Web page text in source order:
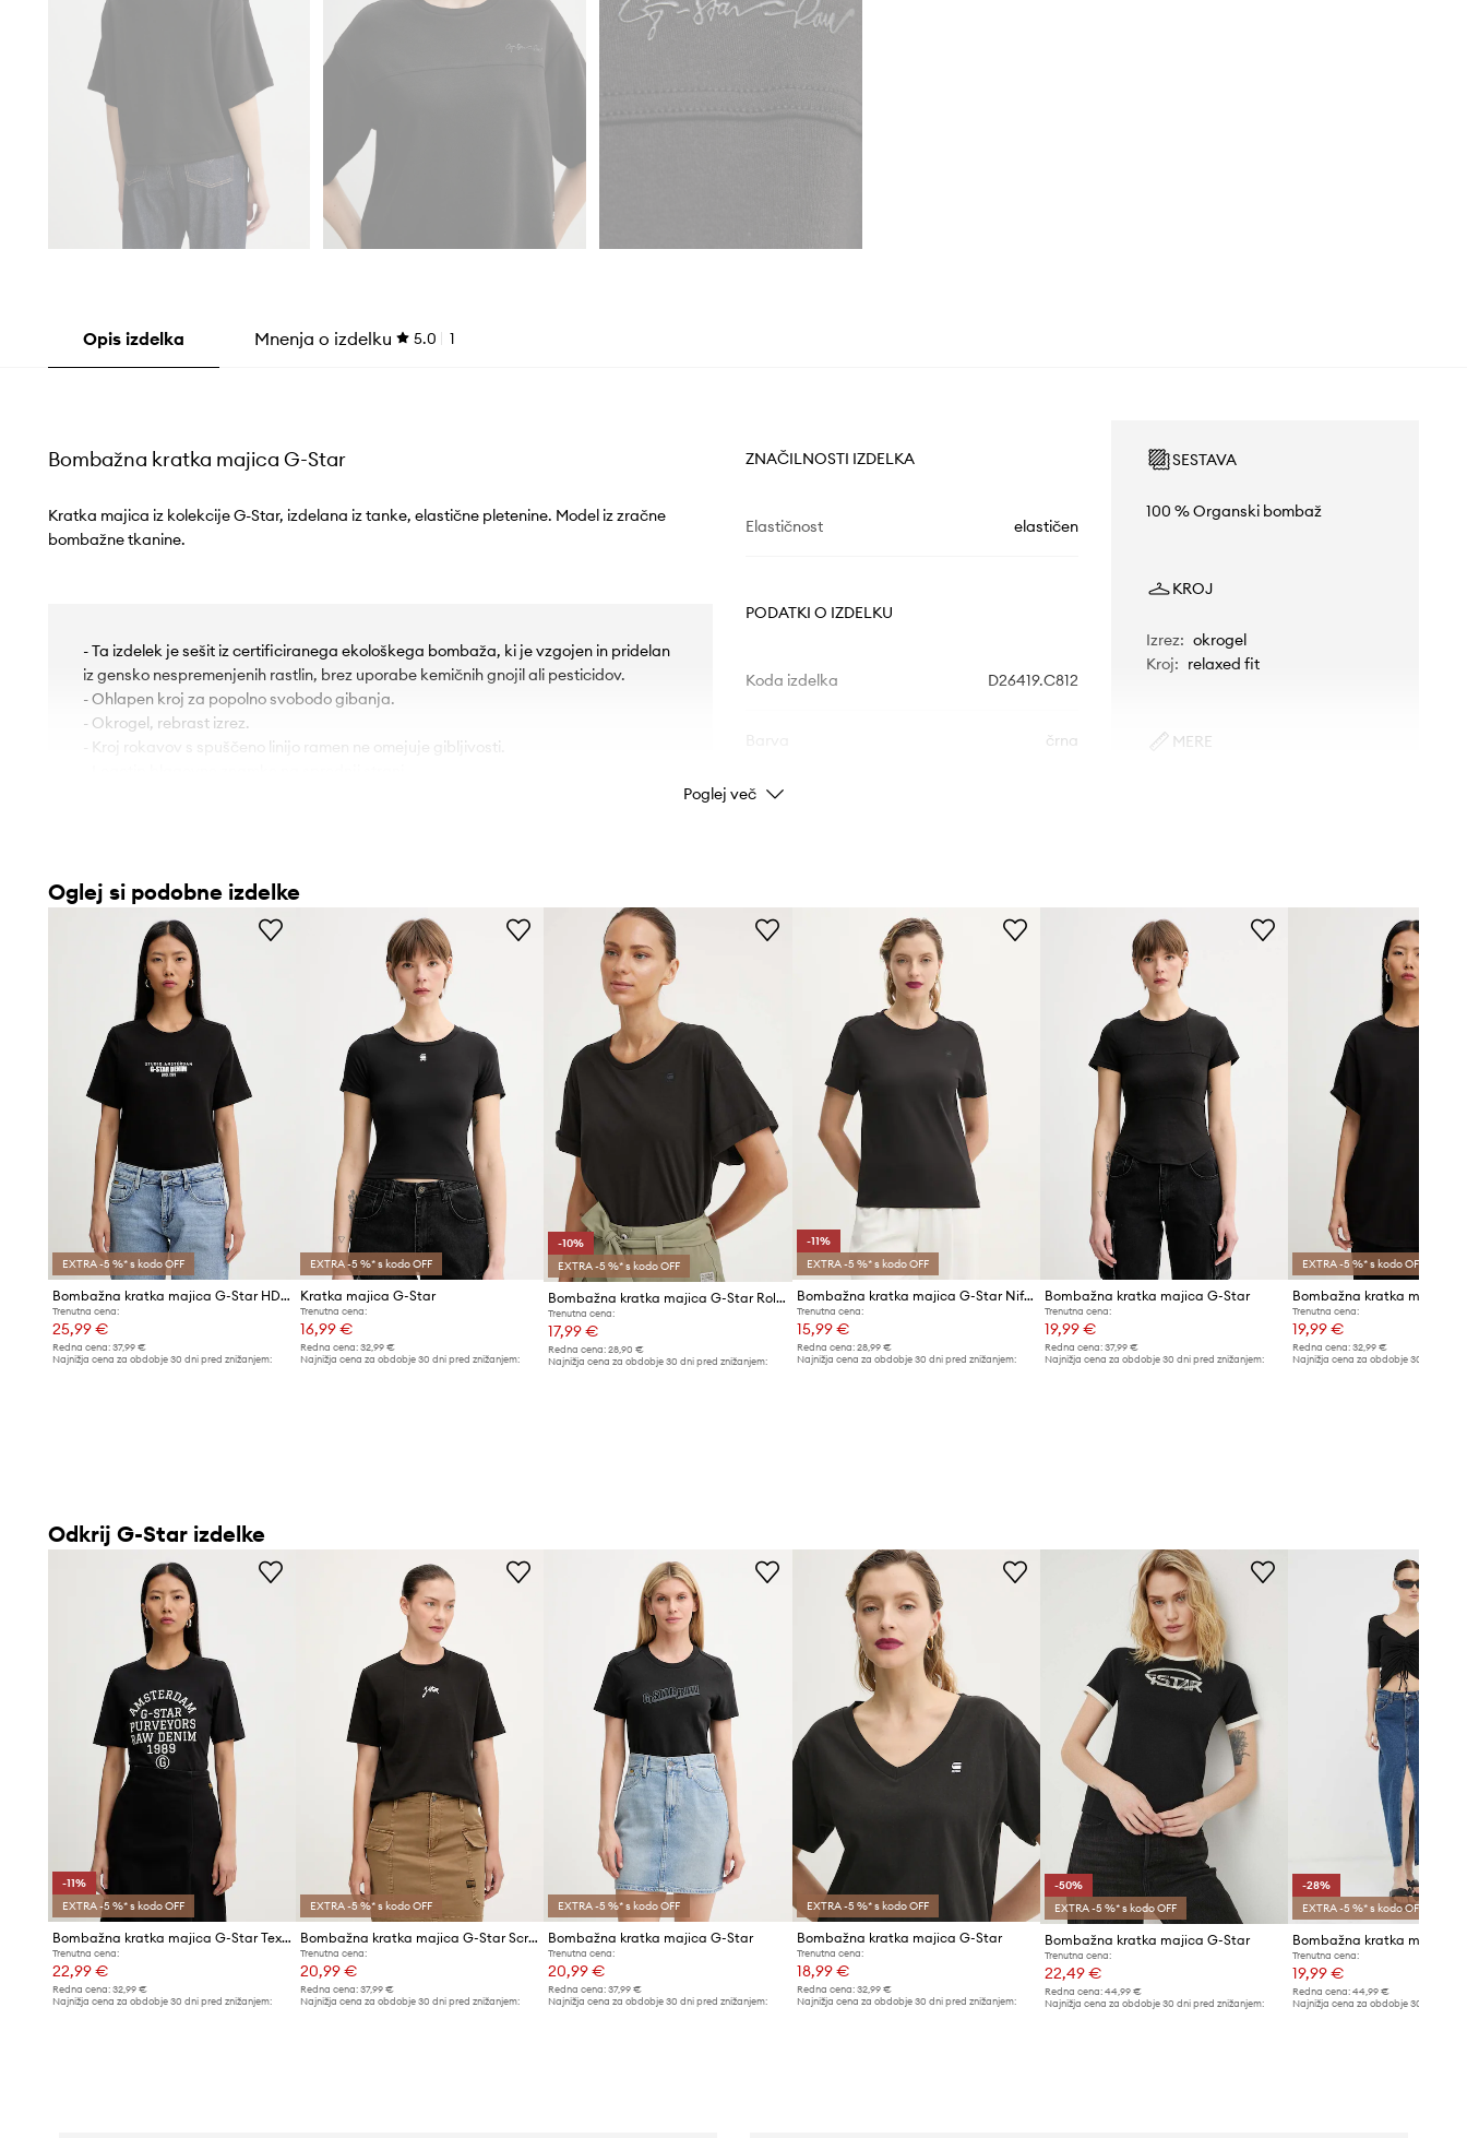
Opis izdelka Mnenja o izdelku 5.0 1
Bombažna kratka majica G-Star
Kratka majica iz kolekcije G-Star, izdelana iz tanke, elastične pletenine. Model iz zračne
bombažne tkanine.
- Ta izdelek je sešit iz certificiranega ekološkega bombaža, ki je vzgojen in pridelan
iz gensko nespremenjenih rastlin, brez uporabe kemičnih gnojil ali pesticidov.
- Ohlapen kroj za popolno svobodo gibanja.
- Okrogel, rebrast izrez.
- Kroj rokavov s spuščeno linijo ramen ne omejuje gibljivosti.
ZNAČILNOSTI IZDELKA
Elastičnost elastičen
PODATKI O IZDELKU
Koda izdelka D26419.C812
črna
Znamka
ID izdelka
SESTAVA
100 % Organski bombaž
KROJ
Izrez: okrogel
Kroj: relaxed fit
MERE
Tabela velikosti
Poglej več
Oglej si podobne izdelke
EXTRA -5 %* s kodo OFF
Bombažna kratka majica G-Star HD gr
Trenutna cena:
25,99 €
Redna cena: 37,99 €
Najnižja cena za obdobje 30 dni pred znižanjem:
EXTRA -5 %* s kodo OFF
Kratka majica G-Star
Trenutna cena:
16,99 €
Redna cena:32,99 €
Najnižja cena za obdobje 30 dni pred znižanjem:
-10%
EXTRA -5 %* s kodo OFF
Bombažna kratka majica G-Star Rolled up sl BF
Trenutna cena:
17,99 €
Redna cena: 28,90 €
Najnižja cena za obdobje 30 dni pred znižanjem:
-11%
EXTRA -5 %* s kodo OFF
Bombažna kratka majica G-Star Nifous
Trenutna cena:
15,99 €
Redna cena: 28,99 €
Najnižja cena za obdobje 30 dni pred znižanjem:
Bombažna kratka majica G-Star
Trenutna cena:
19,99 €
Redna cena:37,99 €
Najnižja cena za obdobje 30 dni pred znižanjem:
EXTRA -5 %* s kodo OFF
Trenutna cena:
19,99 €
Redna cena: 32,99 €
Najnižja cena za obdobje 30 dni pred
Odkrij G-Star izdelke
-11%
EXTRA -5 %* s kodo OFF
Bombažna kratka majica G-Star Text gr
Trenutna cena:
22,99 €
Redna cena: 32,99 €
Najnižja cena za obdobje 30 dni pred znižanjem:
EXTRA -5 %* s kodo OFF
Bombažna kratka majica G-Star Script
Trenutna cena:
20,99 €
Redna cena:37,99 €
Najnižja cena za obdobje 30 dni pred znižanjem:
EXTRA -5 %* s kodo OFF
Bombažna kratka majica G-Star
Trenutna cena:
20,99 €
Redna cena: 37,99 €
Najnižja cena za obdobje 30 dni pred znižanjem:
EXTRA -5 %* s kodo OFF
Bombažna kratka majica G-Star
Trenutna cena:
18,99 €
Redna cena: 32,99 €
Najnižja cena za obdobje 30 dni pred znižanjem:
-50%
EXTRA -5 %* s kodo OFF
Bombažna kratka majica G-Star
Trenutna cena:
22,49 €
Redna cena:44,99 €
Najnižja cena za obdobje 30 dni pred znižanjem:
-28%
EXTRA -5 %* s kodo OFF
Bombažna kratka majica
Trenutna cena:
19,99 €
Redna cena: 44,99 €
Najnižja cena za obdobje 30 dni pred